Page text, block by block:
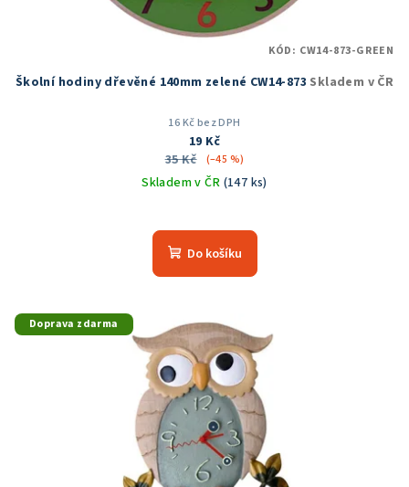
Školní hodiny dřevěné 140mm zelené CW14-873 Skladem v ČR
16 Kč bez DPH
19 Kč
35 Kč
(–45 %)
Skladem v ČR (147 ks)
Do košíku
KÓD: CW14-873-GREEN
Doprava zdarma